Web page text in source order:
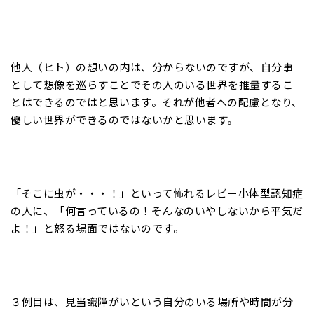
他人（ヒト）の想いの内は、分からないのですが、自分事
として想像を巡らすことでその人のいる世界を推量するこ
とはできるのではと思います。それが他者への配慮となり、
優しい世界ができるのではないかと思います。
「そこに虫が・・・！」といって怖れるレビー小体型認知症
の人に、「何言っているの！そんなのいやしないから平気だ
よ！」と怒る場面ではないのです。
３例目は、見当識障がいという自分のいる場所や時間が分